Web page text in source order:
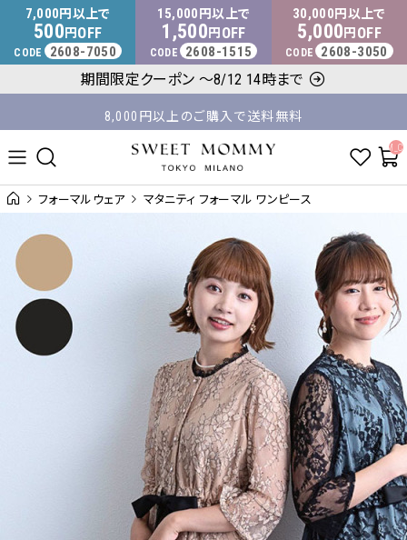
マタニティウェア・授乳服のスウィートマミー
7,000円以上で
500円OFF
CODE 2608-7050
15,000 円以上で
1,500 円 OFF
CODE 2608-1515
30,000 円以上で
5,000 円 OFF
CODE 2608-3050
期間限定クーポン ～8/12 14時まで
平日14時 / 土日祝12時まで のご注文で当日出荷！
8,000円以上のご購入で送料無料
フォーマルウェア マタニティ フォーマル ワンピース